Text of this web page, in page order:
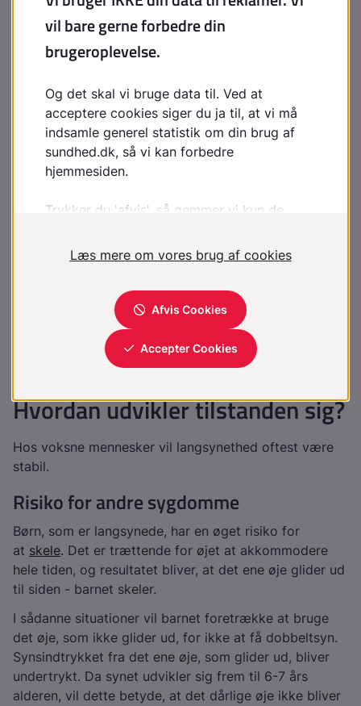
svær langsynethed.
Hvilken behandling er der?
Der tilpasses briller, kontaktlinser.
Ved operation for
grå stærvil man kunne tilpasse den
nye kunstige linse, så den også korrigerer for en
langsynethed.
Operation?
brydningsfejl i øjet. De metoder, man anvender ved
operationen, bliver stadig bedre, og i dag anvendes
Operation med laser kan dog ikke anbefales ved
langsynethed. Det skyldes, at dette medfører risiko for
bivirkninger i form af sløret syn, blænding og nedsat
Hvordan udvikler tilstanden sig?
Hos voksne mennesker vil langsynethed oftest være
stabil.
Risiko for andre sygdomme
Børn, som er langsynede, har en øget risiko for
at skele. Det er trættende for øjet at akkommodere
hele tiden, og resultatet bliver, at det ene øje glider ud
til siden - barnet skeler.
I sådanne situationer vil barnet foretrække at bruge
det øje, som ikke glider ud, for ikke at få dobbeltsyn.
Synsindtrykket fra det ene øje, som glider ud, bliver
undertrykt. Da synet udvikler sig frem til 6-7 års
alderen, vil dette betyde, at det dårlige øje ikke bliver